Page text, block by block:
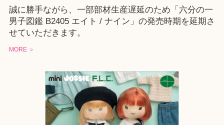
誠に勝手ながら、一部部材生産遅延のため「六分の一
男子図鑑 B2405 エイト / ナイン」の発売時期を延期さ
せていただきます。
MORE ＞